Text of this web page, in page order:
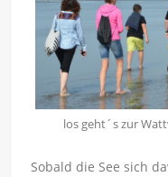
los geht´s zur
Sobald die See sich